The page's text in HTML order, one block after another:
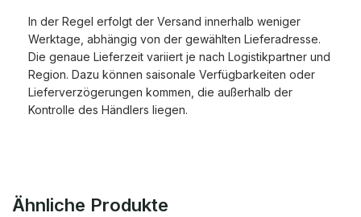
In der Regel erfolgt der Versand innerhalb weniger
Werktage, abhängig von der gewählten Lieferadresse.
Die genaue Lieferzeit variiert je nach Logistikpartner und
Region. Dazu können saisonale Verfügbarkeiten oder
Lieferverzögerungen kommen, die außerhalb der
Kontrolle des Händlers liegen.
Ähnliche Produkte